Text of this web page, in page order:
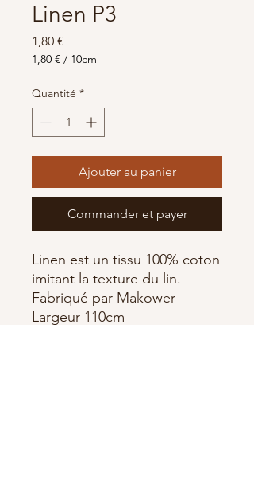
Linen P3
1,80 €
1,80 € / 10cm
pour
10
Centimètres
Quantité *
Ajouter au panier
Commander et payer
Linen est un tissu 100% coton
imitant la texture du lin.
Fabriqué par Makower
Largeur 110cm